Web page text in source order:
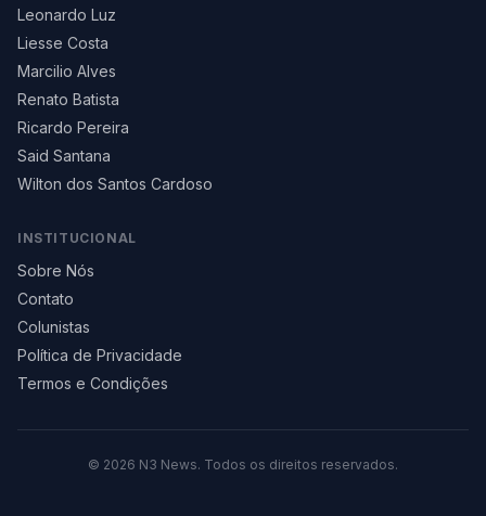
Leonardo Luz
Liesse Costa
Marcilio Alves
Renato Batista
Ricardo Pereira
Said Santana
Wilton dos Santos Cardoso
INSTITUCIONAL
Sobre Nós
Contato
Colunistas
Política de Privacidade
Termos e Condições
© 2026 N3 News. Todos os direitos reservados.